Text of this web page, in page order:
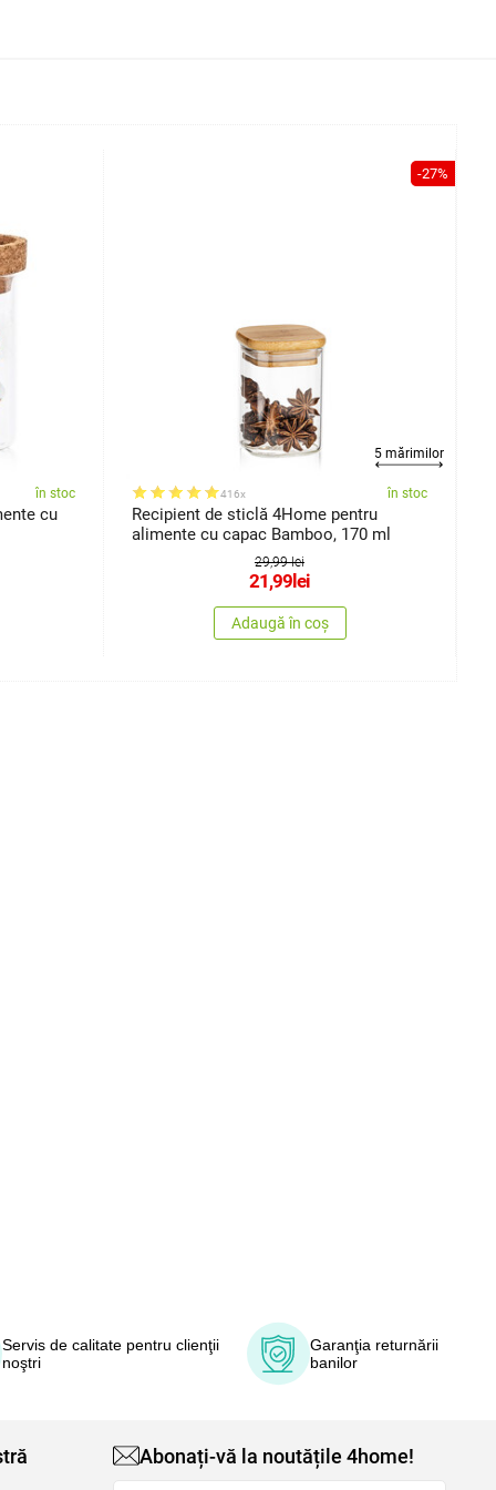
în stoc
cu
-27%
5 mărimilor
416x în stoc
Recipient de sticlă 4Home pentru
alimente cu capac Bamboo, 170 ml
29,99 lei
21,99lei
Adaugă în coș
Servis de calitate pentru clienţii
noştri
Garanţia returnării
banilor
Abonați-vă la noutățile 4home!